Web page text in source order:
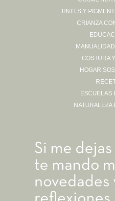
TINTES Y
CRIANZA
COSTURA
HOGAR
ESCUELAS
NATURALEZA
Si me
te mando
novedades